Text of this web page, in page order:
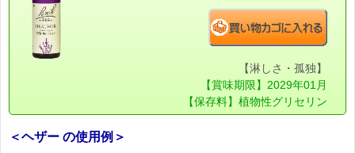
【淋しさ・孤独】
【賞味期限】2029年01月
【保存料】植物性グリセリン
＜ヘザー の使用例＞